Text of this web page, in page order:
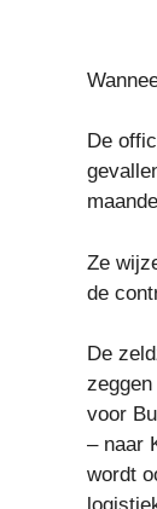
De
Ze
de
De
voor
– naar
wordt